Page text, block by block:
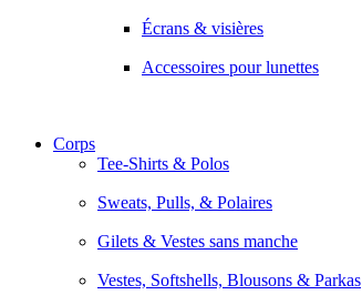
Écrans & visières
Accessoires pour lunettes
Corps
Tee-Shirts & Polos
Sweats, Pulls, & Polaires
Gilets & Vestes sans manche
Vestes, Softshells, Blousons & Parkas